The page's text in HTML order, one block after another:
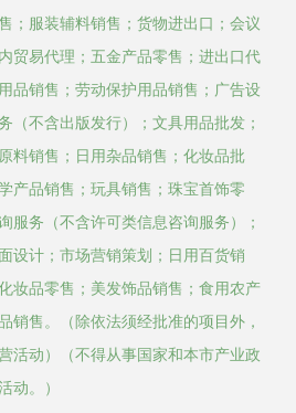
；服装辅料销售；货物进出口；会议
贸易代理；五金产品零售；进出口代
品销售；劳动保护用品销售；广告设
（不含出版发行）；文具用品批发；
料销售；日用杂品销售；化妆品批
产品销售；玩具销售；珠宝首饰零
服务（不含许可类信息咨询服务）；
设计；市场营销策划；日用百货销
妆品零售；美发饰品销售；食用农产
销售。（除依法须经批准的项目外，
活动）（不得从事国家和本市产业政
动。）